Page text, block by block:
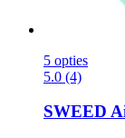
5 opties
5.0 (4)
SWEED